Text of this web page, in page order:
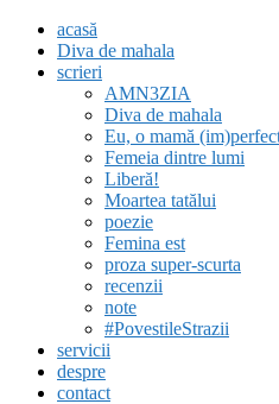
acasă
Diva de mahala
scrieri
AMN3ZIA
Diva de mahala
Eu, o mamă
Femeia dintre lumi
Liberă!
Moartea tatălui
poezie
Femina est
proza super-scurta
recenzii
note
#PovestileStrazii
servicii
despre
contact